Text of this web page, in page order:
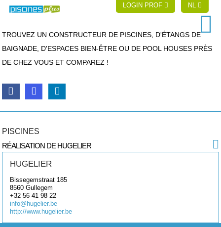
LOGIN PROF NL
TROUVEZ UN CONSTRUCTEUR DE PISCINES, D'ÉTANGS DE
BAIGNADE, D'ESPACES BIEN-ÊTRE OU DE POOL HOUSES PRÈS
DE CHEZ VOUS ET COMPAREZ !
PISCINES
RÉALISATION DE HUGELIER
HUGELIER
Bissegemstraat 185
8560 Gullegem
+32 56 41 98 22
info@hugelier.be
http://www.hugelier.be